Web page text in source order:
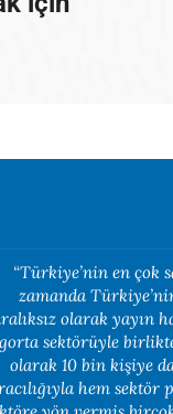
“Türkiye’nin en çok
zamanda
olarak yayın
sektörüyle
olarak 10 bin kişiye
hem sektör